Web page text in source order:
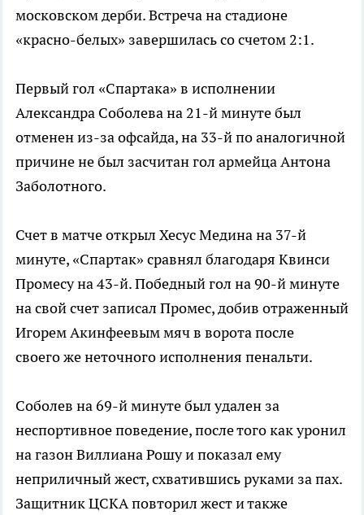
московском дерби. Встреча на стадионе
«красно-белых» завершилась со счетом 2:1.
Первый гол «Спартака» в исполнении
Александра Соболева на 21-й минуте был
отменен из-за офсайда, на 33-й по аналогичной
причине не был засчитан гол армейца Антона
Заболотного.
Счет в матче открыл Хесус Медина на 37-й
минуте, «Спартак» сравнял благодаря Квинси
Промесу на 43-й. Победный гол на 90-й минуте
на свой счет записал Промес, добив отраженный
Игорем Акинфеевым мяч в ворота после
своего же неточного исполнения пенальти.
Соболев на 69-й минуте был удален за
неспортивное поведение, после того как уронил
на газон Виллиана Рошу и показал ему
неприличный жест, схватившись руками за пах.
Защитник ЦСКА повторил жест и также